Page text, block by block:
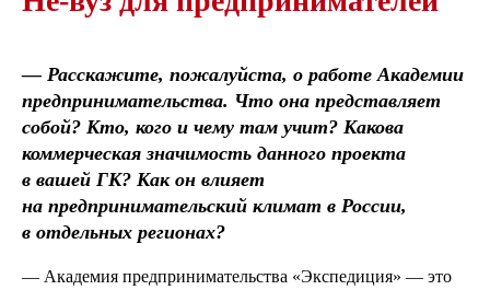
— Расскажите, пожалуйста, о работе Академии
предпринимательства. Что она представляет
собой? Кто, кого и чему там учит? Какова
коммерческая значимость данного проекта
в вашей ГК? Как он влияет
на предпринимательский климат в России,
в отдельных регионах?
— Академия предпринимательства «Экспедиция» — это